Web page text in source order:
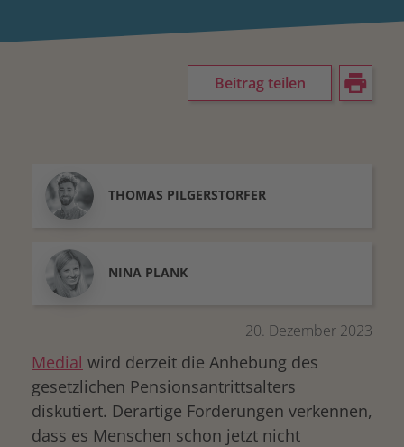
Beitrag teilen
THOMAS PILGERSTORFER
NINA PLANK
20. Dezember 2023
Medial wird derzeit die Anhebung des
gesetzlichen Pensionsantrittsalters
diskutiert. Derartige Forderungen verkennen,
dass es Menschen schon jetzt nicht